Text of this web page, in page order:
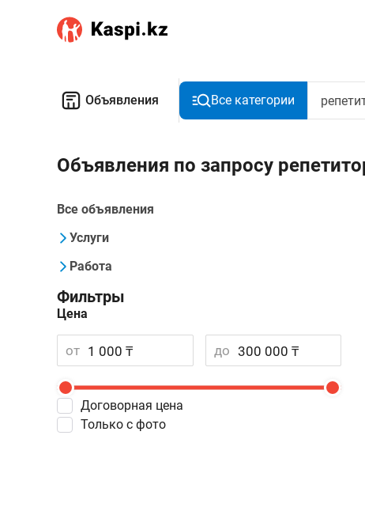
Объявления Все категории
Объявления по запросу
Все объявления
Услуги
Работа
Фильтры
Цена
от до
Договорная цена
Только с фото